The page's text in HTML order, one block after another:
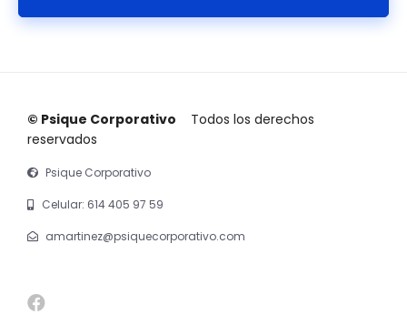
© Psique Corporativo
Todos los derechos
reservados
Psique Corporativo
Celular: 614 405 97 59
amartinez@psiquecorporativo.com